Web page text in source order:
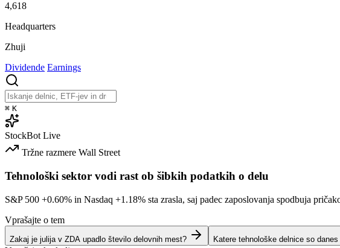
4,618
Headquarters
Zhuji
Dividende Earnings
⌘ K
StockBot Live
Tržne razmere Wall Street
Tehnološki sektor vodi rast ob šibkih podatkih o delu
S&P 500 +0.60% in Nasdaq +1.18% sta zrasla, saj padec zaposlovanja spodbuja
Vprašajte o tem
Zakaj je julija v ZDA upadlo število delovnih mest? Katere tehnološke delnice so